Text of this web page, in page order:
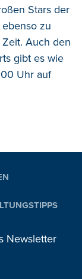
Stars der
zu
Auch den
gibt es wie
Uhr auf
Newsletter